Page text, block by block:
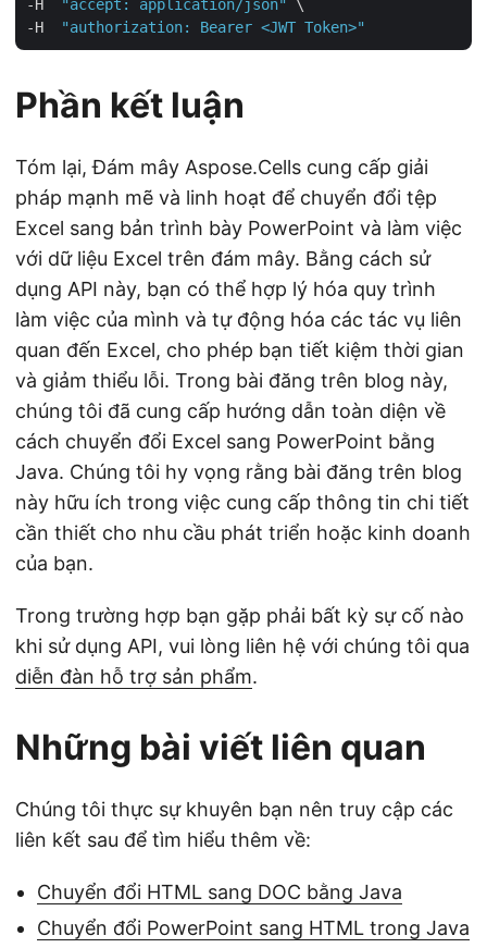
-H "accept: application/json"
\
-H
"authorization: Bearer <JWT Token>"
Phần kết luận
Tóm lại, Đám mây Aspose.Cells cung cấp giải
pháp mạnh mẽ và linh hoạt để chuyển đổi tệp
Excel sang bản trình bày PowerPoint và làm việc
với dữ liệu Excel trên đám mây. Bằng cách sử
dụng API này, bạn có thể hợp lý hóa quy trình
làm việc của mình và tự động hóa các tác vụ liên
quan đến Excel, cho phép bạn tiết kiệm thời gian
và giảm thiểu lỗi. Trong bài đăng trên blog này,
chúng tôi đã cung cấp hướng dẫn toàn diện về
cách chuyển đổi Excel sang PowerPoint bằng
Java. Chúng tôi hy vọng rằng bài đăng trên blog
này hữu ích trong việc cung cấp thông tin chi tiết
cần thiết cho nhu cầu phát triển hoặc kinh doanh
của bạn.
Trong trường hợp bạn gặp phải bất kỳ sự cố nào
khi sử dụng API, vui lòng liên hệ với chúng tôi qua
diễn đàn hỗ trợ sản phẩm.
Những bài viết liên quan
Chúng tôi thực sự khuyên bạn nên truy cập các
liên kết sau để tìm hiểu thêm về:
Chuyển đổi HTML sang DOC bằng Java
Chuyển đổi PowerPoint sang HTML trong Java